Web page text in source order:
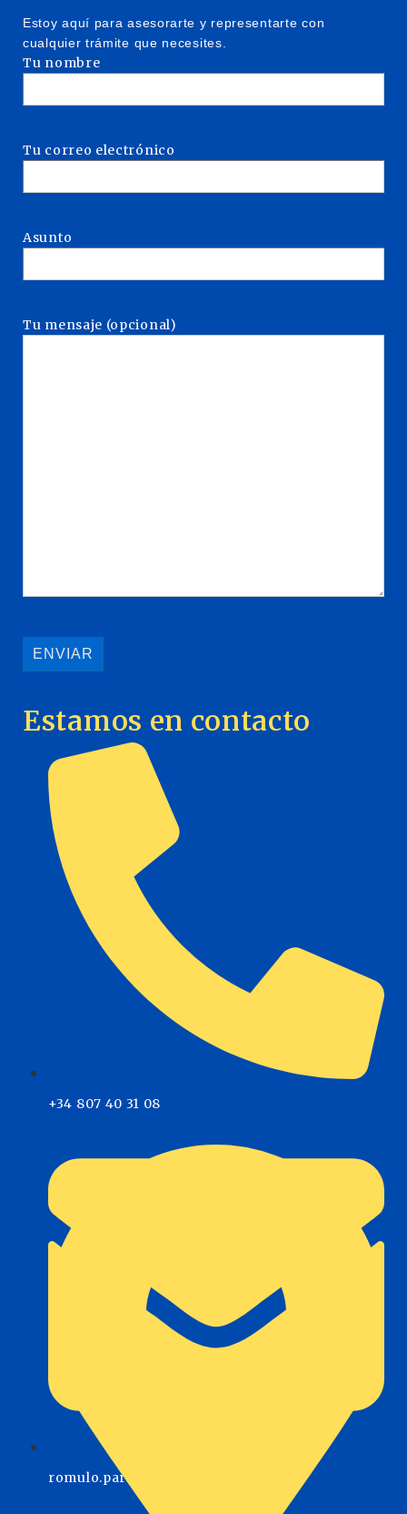
Estoy aquí para asesorarte y representarte con
cualquier trámite que necesites.
Tu nombre
Tu correo electrónico
Asunto
Tu mensaje (opcional)
Estamos en contacto
+34 807 40 31 08
romulo.parra@icag.cat